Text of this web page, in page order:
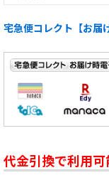
宅急便コレクト【お届
代金引換で利用